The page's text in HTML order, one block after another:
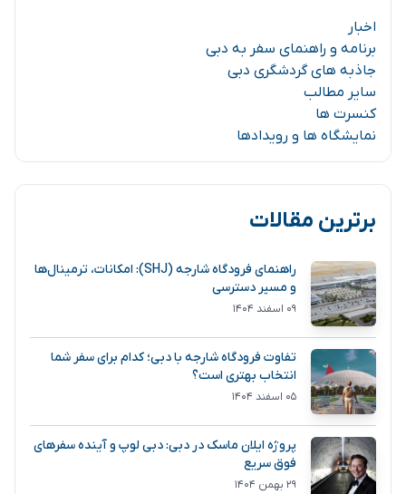
اخبار
برنامه و راهنمای سفر به دبی
جاذبه های گردشگری دبی
سایر مطالب
کنسرت ها
نمایشگاه ها و رویدادها
برترین مقالات
راهنمای فرودگاه شارجه (SHJ): امکانات، ترمینال‌ها
و مسیر دسترسی
۰۹ اسفند ۱۴۰۴
تفاوت فرودگاه شارجه با دبی؛ کدام برای سفر شما
انتخاب بهتری است؟
۰۵ اسفند ۱۴۰۴
پروژه ایلان ماسک در دبی: دبی لوپ و آینده سفرهای
فوق سریع
۲۹ بهمن ۱۴۰۴